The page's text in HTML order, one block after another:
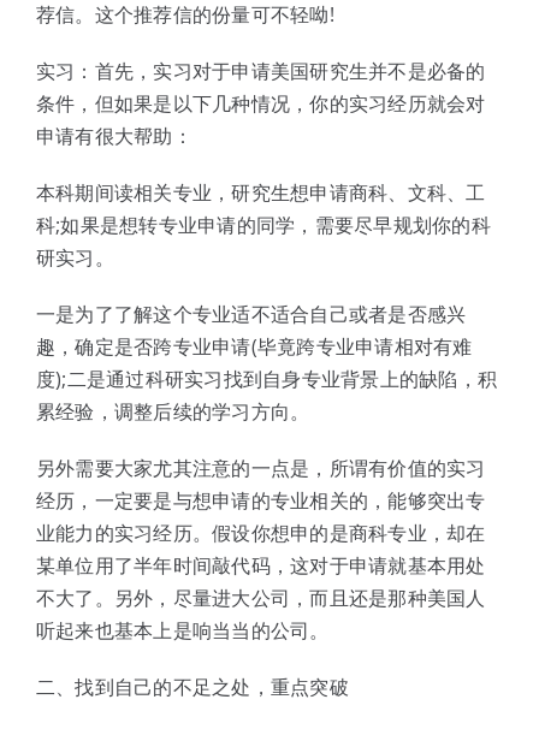
荐信。这个推荐信的份量可不轻呦!
实习：首先，实习对于申请美国研究生并不是必备的
条件，但如果是以下几种情况，你的实习经历就会对
申请有很大帮助：
本科期间读相关专业，研究生想申请商科、文科、工
科;如果是想转专业申请的同学，需要尽早规划你的科
研实习。
一是为了了解这个专业适不适合自己或者是否感兴
趣，确定是否跨专业申请(毕竟跨专业申请相对有难
度);二是通过科研实习找到自身专业背景上的缺陷，积
累经验，调整后续的学习方向。
另外需要大家尤其注意的一点是，所谓有价值的实习
经历，一定要是与想申请的专业相关的，能够突出专
业能力的实习经历。假设你想申的是商科专业，却在
某单位用了半年时间敲代码，这对于申请就基本用处
不大了。另外，尽量进大公司，而且还是那种美国人
听起来也基本上是响当当的公司。
二、找到自己的不足之处，重点突破